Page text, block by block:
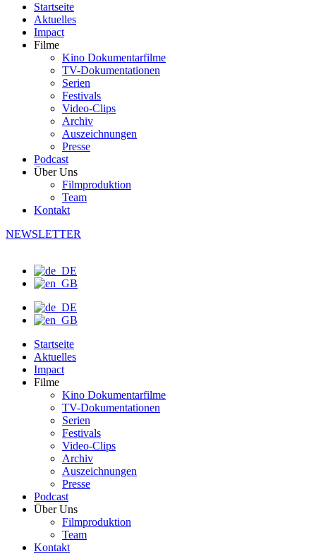
Startseite
Aktuelles
Impact
Filme
Kino Dokumentarfilme
TV-Dokumentationen
Serien
Festivals
Video-Clips
Archiv
Auszeichnungen
Presse
Podcast
Über Uns
Filmproduktion
Team
Kontakt
NEWSLETTER
Startseite
Aktuelles
Impact
Filme
Kino Dokumentarfilme
TV-Dokumentationen
Serien
Festivals
Video-Clips
Archiv
Auszeichnungen
Presse
Podcast
Über Uns
Filmproduktion
Team
Kontakt